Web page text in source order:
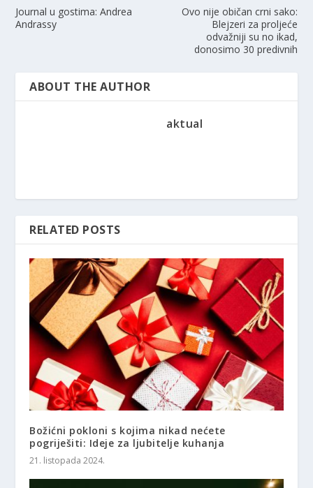
Journal u gostima: Andrea
Andrassy
Ovo nije običan crni sako:
Blejzeri za proljeće
odvažniji su no ikad,
donosimo 30 predivnih
ABOUT THE AUTHOR
aktual
RELATED POSTS
Božićni pokloni s kojima nikad nećete
pogriješiti: Ideje za ljubitelje kuhanja
21. listopada 2024.